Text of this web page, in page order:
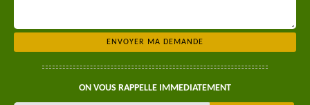
ON VOUS RAPPELLE IMMEDIATEMENT